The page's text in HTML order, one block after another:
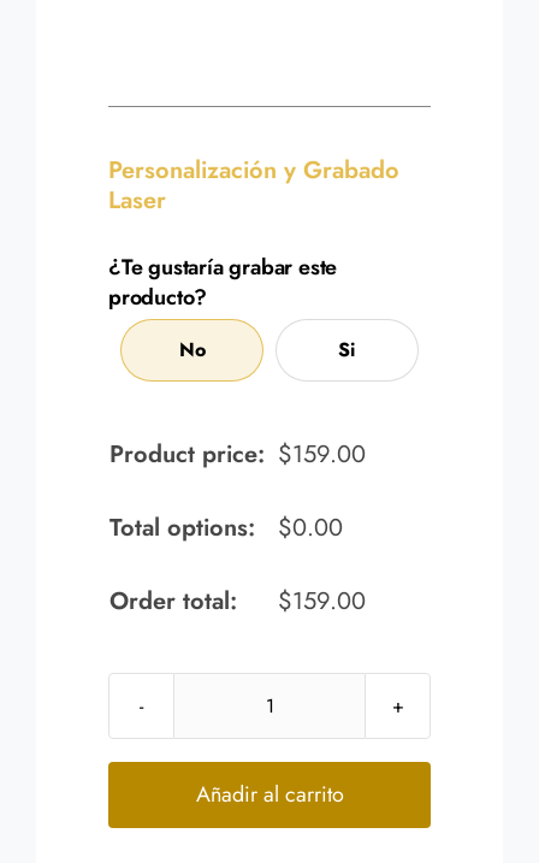
Personalización y Grabado
Laser
¿Te gustaría grabar este
producto?
No Si
Product price: $159.00
Total options: $0.00
Order total: $159.00
Collar
Plateado
Añadir al carrito